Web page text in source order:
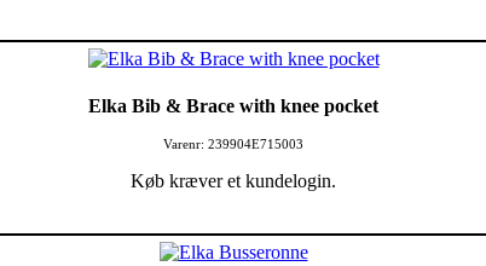
Elka Bib & Brace with knee pocket
Varenr: 239904E715003
Køb kræver et kundelogin.